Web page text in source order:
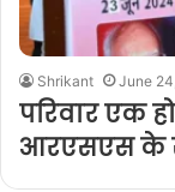
Shrikant June
परिवार एक
आरएसएस के